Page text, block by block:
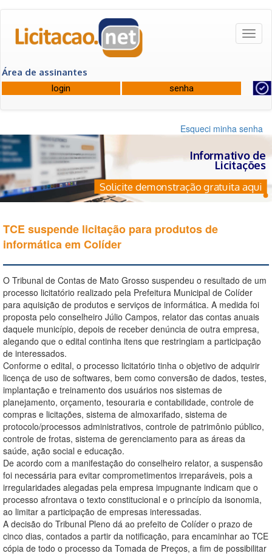
Área de assinantes
Esqueci minha senha
Informativo de
Licitações
Solicite demonstração gratuita aqui
TCE suspende licitação para produtos de
informática em Colíder
O Tribunal de Contas de Mato Grosso suspendeu o resultado de um
processo licitatório realizado pela Prefeitura Municipal de Colíder
para aquisição de produtos e serviços de informática. A medida foi
proposta pelo conselheiro Júlio Campos, relator das contas anuais
daquele município, depois de receber denúncia de outra empresa,
alegando que o edital continha itens que restringiam a participação
de interessados.
Conforme o edital, o processo licitatório tinha o objetivo de adquirir
licença de uso de softwares, bem como conversão de dados, testes,
implantação e treinamento dos usuários nos sistemas de
planejamento, orçamento, tesouraria e contabilidade, controle de
compras e licitações, sistema de almoxarifado, sistema de
protocolo/processos administrativos, controle de patrimônio público,
controle de frotas, sistema de gerenciamento para as áreas da
saúde, ação social e educação.
De acordo com a manifestação do conselheiro relator, a suspensão
foi necessária para evitar comprometimentos irreparáveis, pois a
irregularidades alegadas pela empresa impugnante indicam que o
processo afrontava o texto constitucional e o princípio da isonomia,
ao limitar a participação de empresas interessadas.
A decisão do Tribunal Pleno dá ao prefeito de Colíder o prazo de
cinco dias, contados a partir da notificação, para encaminhar ao TCE
cópia de todo o processo da Tomada de Preços, a fim de possibilitar